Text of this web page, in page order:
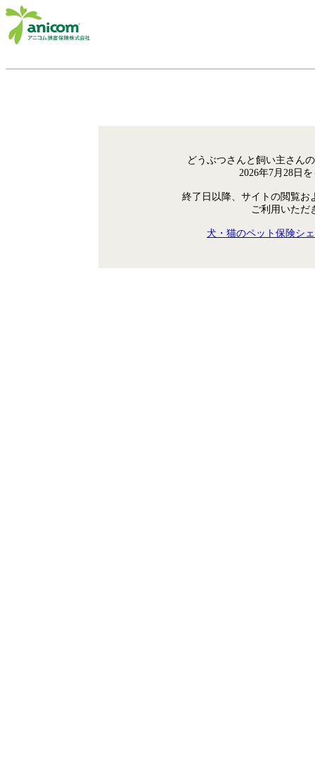
どうぶつさんと飼い主さん
2026年7月28日
終了日以降、サイトの閲覧お
ご利用いただ
犬・猫のペット保険シ